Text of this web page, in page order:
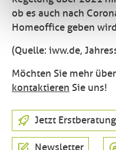
ob es auch nach
Homeoffice geben
(Quelle: iww.de,
Möchten Sie mehr
kontaktieren Sie uns!
Jetzt
Newsletter